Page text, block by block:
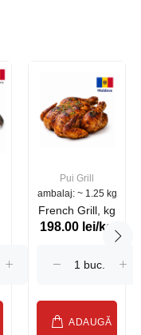
Pui Grill
ambalaj: ~ 1.25 kg
French Grill, kg
198.00 lei/kg
ADAUGĂ